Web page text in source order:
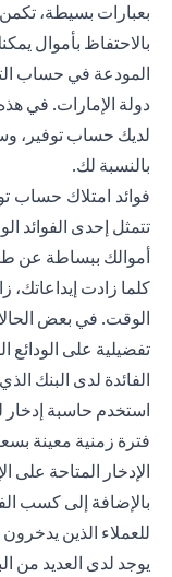
بعبارات بسيطة،
بالاحتفاظ بأموال
المودعة في حساب
دولة الإمارات. في
لديك حساب توفير،
بالنسبة لك.
فوائد امتلاك حساب
تتمثل إحدى الفوائد
أموالك ببساطة عن
كلما زادت إيداعاتك،
الوقت. في بعض
تفضيلية على الودائع
الفائدة لدى البنك
استخدم حاسبة إدخار
فترة زمنية معينة
الإدخار المتاحة على
بالإضافة إلى كسب
للعملاء الذين
يوجد لدى العديد من